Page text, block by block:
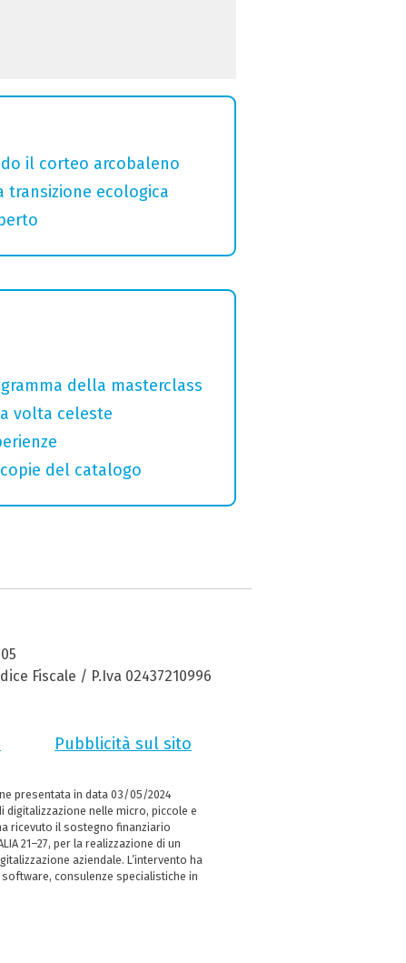
il corteo arcobaleno
transizione ecologica
della masterclass
volta celeste
del catalogo
Fiscale / P.Iva 02437210996
Pubblicità sul sito
presentata in data 03/05/2024
digitalizzazione nelle micro, piccole e
ricevuto il sostegno finanziario
21–27, per la realizzazione di un
aziendale. L’intervento ha
consulenze specialistiche in